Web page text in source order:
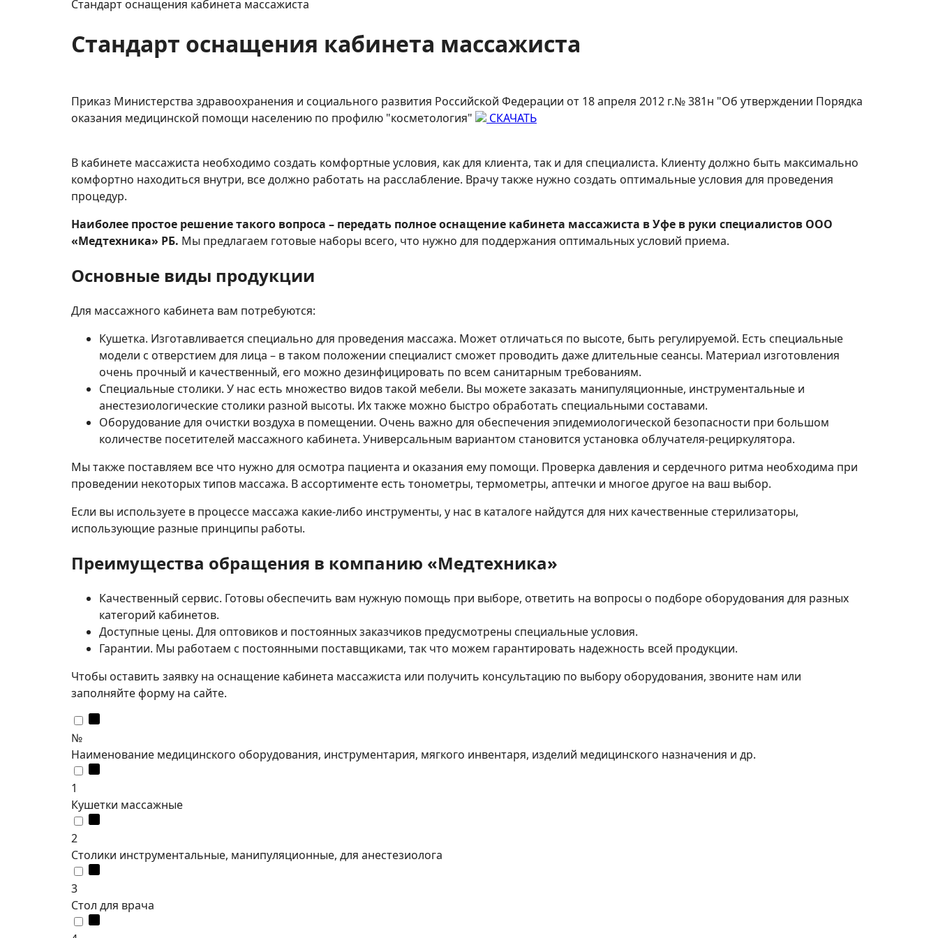
Стандарт оснащения кабинета массажиста
Стандарт оснащения кабинета массажиста
Приказ Министерства здравоохранения и социального развития Российской Федерации от 18 апреля 2012 г.№ 381н "Об утверждении Порядка
оказания медицинской помощи населению по профилю "косметология"
СКАЧАТЬ
В кабинете массажиста необходимо создать комфортные условия, как для клиента, так и для специалиста. Клиенту должно быть максимально
комфортно находиться внутри, все должно работать на расслабление. Врачу также нужно создать оптимальные условия для проведения
процедур.
Наиболее простое решение такого вопроса – передать полное оснащение кабинета массажиста в Уфе в руки специалистов ООО
«Медтехника» РБ. Мы предлагаем готовые наборы всего, что нужно для поддержания оптимальных условий приема.
Основные виды продукции
Для массажного кабинета вам потребуются:
Кушетка. Изготавливается специально для проведения массажа. Может отличаться по высоте, быть регулируемой. Есть специальные
модели с отверстием для лица – в таком положении специалист сможет проводить даже длительные сеансы. Материал изготовления
очень прочный и качественный, его можно дезинфицировать по всем санитарным требованиям.
Специальные столики. У нас есть множество видов такой мебели. Вы можете заказать манипуляционные, инструментальные и
анестезиологические столики разной высоты. Их также можно быстро обработать специальными составами.
Оборудование для очистки воздуха в помещении. Очень важно для обеспечения эпидемиологической безопасности при большом
количестве посетителей массажного кабинета. Универсальным вариантом становится установка облучателя-рециркулятора.
Мы также поставляем все что нужно для осмотра пациента и оказания ему помощи. Проверка давления и сердечного ритма необходима при
проведении некоторых типов массажа. В ассортименте есть тонометры, термометры, аптечки и многое другое на ваш выбор.
Если вы используете в процессе массажа какие-либо инструменты, у нас в каталоге найдутся для них качественные стерилизаторы,
использующие разные принципы работы.
Преимущества обращения в компанию «Медтехника»
Качественный сервис. Готовы обеспечить вам нужную помощь при выборе, ответить на вопросы о подборе оборудования для разных
категорий кабинетов.
Доступные цены. Для оптовиков и постоянных заказчиков предусмотрены специальные условия.
Гарантии. Мы работаем с постоянными поставщиками, так что можем гарантировать надежность всей продукции.
Чтобы оставить заявку на оснащение кабинета массажиста или получить консультацию по выбору оборудования, звоните нам или
заполняйте форму на сайте.
№
Наименование медицинского оборудования, инструментария, мягкого инвентаря, изделий медицинского назначения и др.
1
Кушетки массажные
2
Столики инструментальные, манипуляционные, для анестезиолога
3
Стол для врача